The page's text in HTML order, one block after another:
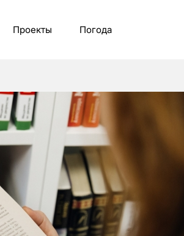
Проекты Погода